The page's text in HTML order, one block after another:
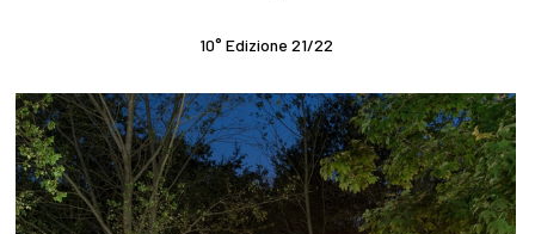
10° Edizione 21/22